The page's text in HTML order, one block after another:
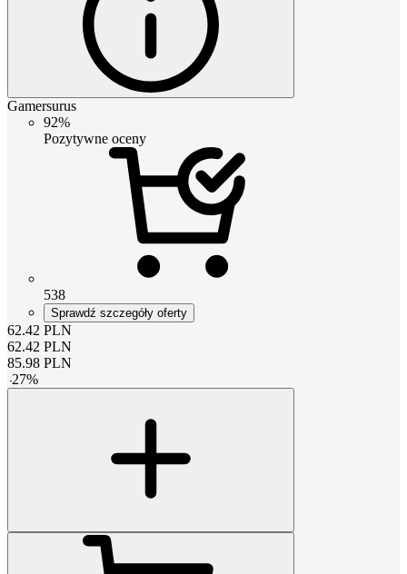
Gamersurus
92%
Pozytywne oceny
538
Sprawdź szczegóły oferty
62.42 PLN
62.42 PLN
85.98 PLN
-27%